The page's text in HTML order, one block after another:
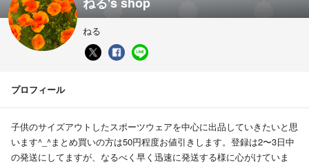
ねる
プロフィール
子供のサイズアウトしたスポーツウェアを中心に出品していきたいと思
います^_^まとめ買いの方は50円程度お値引きします。登録は2〜3日中
の発送にしてますが、なるべく早く迅速に発送する様に心がけていま